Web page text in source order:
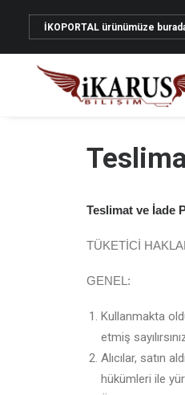
İKOPORTAL ürünümüze
Teslimat ve İade
TÜKETİCİ
GENEL:
Kullanmakta
etmiş
Alıcılar, satın
hükümleri ile